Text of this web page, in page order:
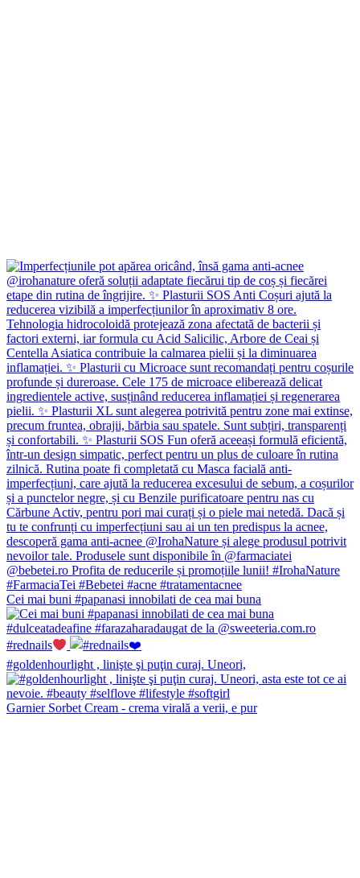
Cei mai buni #papanasi innobilati de cea mai buna
#rednails
#goldenhourlight , linişte şi puţin curaj. Uneori,
Garnier Sorbet Cream - crema virală a verii, e pur